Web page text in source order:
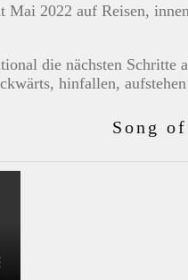
2022 auf Reisen,
die nächsten Schritte
hinfallen,
Song